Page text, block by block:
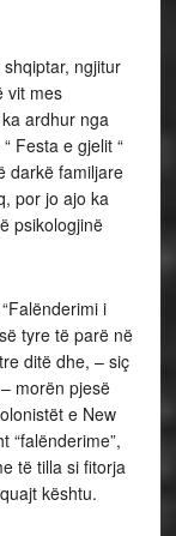
ngjitur
vit mes
ardhur nga
Festa e gjelit “
darkë familjare
por jo ajo ka
psikologjinë
i
tyre të parë në
ditë dhe, – siç
morën pjesë
e New
“falënderime”,
të tilla si fitorja
kështu.